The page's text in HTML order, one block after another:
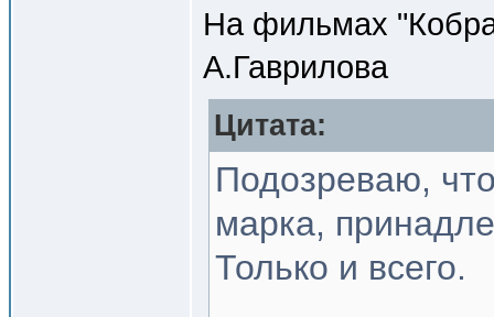
На фильмах
А.Гаврилова
Цитата:
Подозреваю,
марка,
Только и всего.